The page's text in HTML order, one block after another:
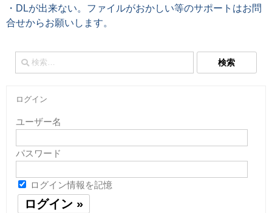
・DLが出来ない。ファイルがおかしい等のサポートはお問
合せからお願いします。
検
索:
ログイン
ユーザー名
パスワード
ログイン情報を記憶